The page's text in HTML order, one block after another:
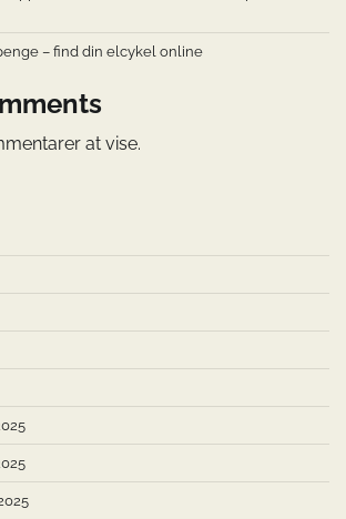
– find din elcykel online
at vise.